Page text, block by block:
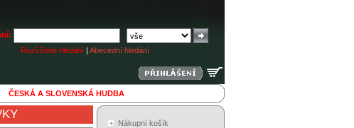
Rozšířené hledání | Abecední hledání
ČESKÁ A SLOVENSKÁ HUDBA
Nákupní košík